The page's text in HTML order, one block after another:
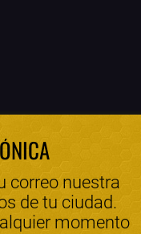
correo nuestra
de tu ciudad.
momento